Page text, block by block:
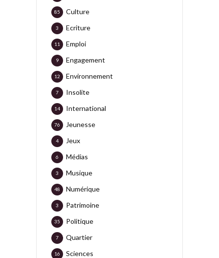
Culture
85
Ecriture
3
Emploi
11
Engagement
9
Environnement
12
Insolite
7
International
14
Jeunesse
76
Jeux
4
Médias
6
Musique
3
Numérique
48
Patrimoine
3
Politique
35
Quartier
7
Sciences
16